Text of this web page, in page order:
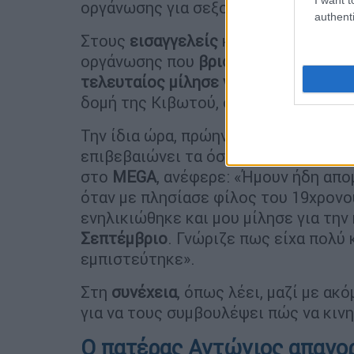
οργάνωσης για σεξουαλική
Στους εισαγγελείς κατέθεσε επίσης
οργάνωσης που βρισκόταν στην
τελευταίος μίλησε για σωματική
δομή της Κιβωτού, σύμφωνα με την
Την ίδια ώρα, πρώην εργαζόμενη σε
επιβεβαιώνει τα όσα είπε για την
στο MEGA, ανέφερε: «Ήμουν ήδη
όταν με πλησίασε φίλος του
ενηλικιώθηκε και μου μίλησε για
Σεπτέμβριο. Γνώριζε πως είχα πολύ
εμπιστεύτηκε».
Στη συνέχεια, όπως λέει, μαζί με
για να τους συμβουλέψει πώς να
Ο πατέρας Αντώνιος